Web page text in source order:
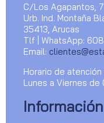
C/Los Agapantos, 7
Urb. Ind. Montaña
35413, Arucas
Tlf | WhatsApp:
Email:
Horario de
Lunes a Viernes de
Información